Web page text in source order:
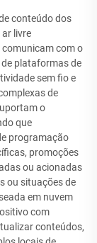
conteúdo dos
livre
com o
plataformas de
sem fio e
de
o
que
programação
promoções
ou acionadas
ou situações de
em nuvem
com
conteúdos,